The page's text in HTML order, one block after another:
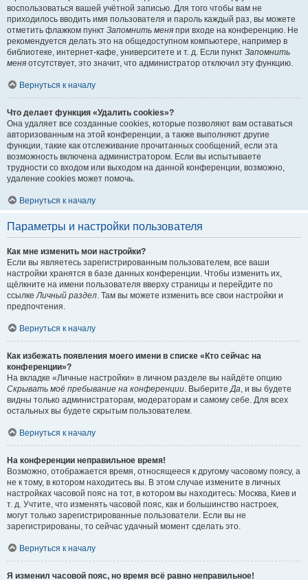
воспользоваться вашей учётной записью. Для того чтобы вам не
приходилось вводить имя пользователя и пароль каждый раз, вы можете
отметить флажком пункт Запомнить меня при входе на конференцию. Не
рекомендуется делать это на общедоступном компьютере, например в
библиотеке, интернет-кафе, университете и т. д. Если пункт Запомнить
меня отсутствует, это значит, что администратор отключил эту функцию.
Вернуться к началу
Что делает функция «Удалить cookies»?
Она удаляет все созданные cookies, которые позволяют вам оставаться
авторизованным на этой конференции, а также выполняют другие
функции, такие как отслеживание прочитанных сообщений, если эта
возможность включена администратором. Если вы испытываете
трудности со входом или выходом на данной конференции, возможно,
удаление cookies может помочь.
Вернуться к началу
Параметры и настройки пользователя
Как мне изменить мои настройки?
Если вы являетесь зарегистрированным пользователем, все ваши
настройки хранятся в базе данных конференции. Чтобы изменить их,
щёлкните на имени пользователя вверху страницы и перейдите по
ссылкеЛичный раздел. Там вы можете изменить все свои настройки и
предпочтения.
Вернуться к началу
Как избежать появления моего имени в списке «Кто сейчас на
конференции»?
На вкладке «Личные настройки» в личном разделе вы найдёте опцию
Скрывать моё пребывание на конференции. ВыберитеДа, и вы будете
видны только администраторам, модераторам и самому себе. Для всех
остальных вы будете скрытым пользователем.
Вернуться к началу
На конференции неправильное время!
Возможно, отображается время, относящееся к другому часовому поясу, а
не к тому, в котором находитесь вы. В этом случае измените в личных
настройках часовой пояс на тот, в котором вы находитесь: Москва, Киев и
т. д. Учтите, что изменять часовой пояс, как и большинство настроек,
могут только зарегистрированные пользователи. Если вы не
зарегистрированы, то сейчас удачный момент сделать это.
Вернуться к началу
Я изменил часовой пояс, но время всё равно неправильное!